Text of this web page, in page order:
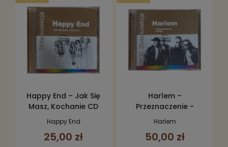
Happy End – Jak Się
Masz, Kochanie CD
Happy End
25,00 zł
Harlem –
Przeznaczenie -
Droga 2CD
Harlem
50,00 zł